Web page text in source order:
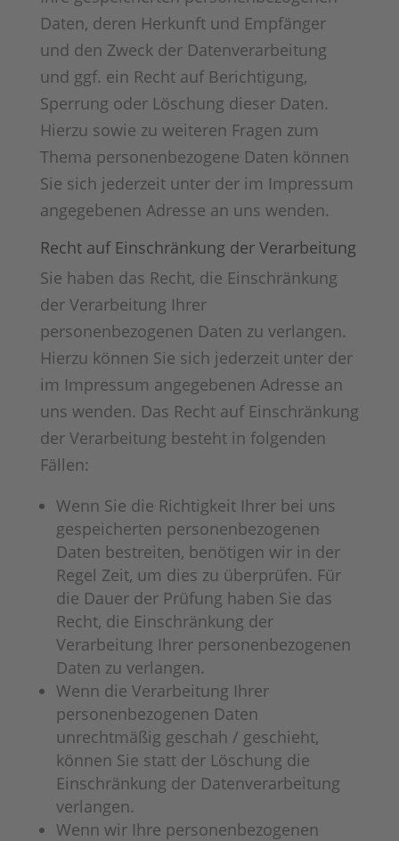
Daten, deren Herkunft und Empfänger
und den Zweck der Datenverarbeitung
und ggf. ein Recht auf Berichtigung,
Sperrung oder Löschung dieser Daten.
Hierzu sowie zu weiteren Fragen zum
Thema personenbezogene Daten können
Sie sich jederzeit unter der im Impressum
angegebenen Adresse an uns wenden.
Recht auf Einschränkung der Verarbeitung
Sie haben das Recht, die Einschränkung
der Verarbeitung Ihrer
personenbezogenen Daten zu verlangen.
Hierzu können Sie sich jederzeit unter der
im Impressum angegebenen Adresse an
uns wenden. Das Recht auf Einschränkung
der Verarbeitung besteht in folgenden
Fällen:
Wenn Sie die Richtigkeit Ihrer bei uns
gespeicherten personenbezogenen
Daten bestreiten, benötigen wir in der
Regel Zeit, um dies zu überprüfen. Für
die Dauer der Prüfung haben Sie das
Recht, die Einschränkung der
Verarbeitung Ihrer personenbezogenen
Daten zu verlangen.
Wenn die Verarbeitung Ihrer
personenbezogenen Daten
unrechtmäßig geschah / geschieht,
können Sie statt der Löschung die
Einschränkung der Datenverarbeitung
verlangen.
Wenn wir Ihre personenbezogenen